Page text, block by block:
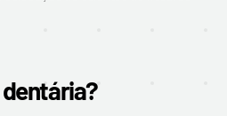
dentária?